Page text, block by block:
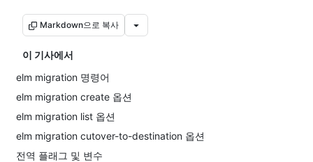
Markdown으로 복사
이 기사에서
elm migration 명령어
elm migration create 옵션
elm migration list 옵션
elm migration cutover-to-destination 옵션
전역 플래그 및 변수